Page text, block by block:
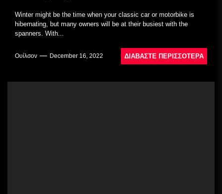
Winter might be the time when your classic car or motorbike is
hibernating, but many owners will be at their busiest with the
spanners. With...
Ουίλσον December 16, 2022 ΔΙΑΒΆΣΤΕ ΠΕΡΙΣΣΌΤΕΡΑ